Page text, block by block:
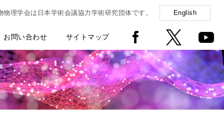
物理学会は日本学術会議協力学術研究団体です。 English
お問い合わせ サイトマップ